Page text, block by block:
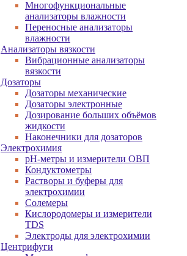
Многофункциональные
анализаторы влажности
Переносные анализаторы
влажности
Анализаторы вязкости
Вибрационные анализаторы
вязкости
Дозаторы
Дозаторы механические
Дозаторы электронные
Дозирование больших объёмов
жидкости
Наконечники для дозаторов
Электрохимия
pH-метры и измерители ОВП
Кондуктометры
Растворы и буферы для
электрохимии
Солемеры
Кислородомеры и измерители
TDS
Электроды для электрохимии
Центрифуги